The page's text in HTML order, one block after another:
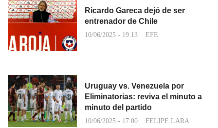
Ricardo Gareca dejó de ser
entrenador de Chile
10/06/2025 - 19:13 EFE
Uruguay vs. Venezuela por
Eliminatorias: reviva el minuto a
minuto del partido
10/06/2025 - 17:00 FELIPE LARA